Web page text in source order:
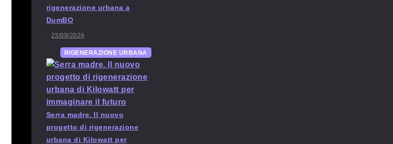
rigenerazione urbana a
DumBO
23/09/2024
RIGENERAZIONE URBANA
Serra madre. Il nuovo
progetto di rigenerazione
urbana di Kilowatt per